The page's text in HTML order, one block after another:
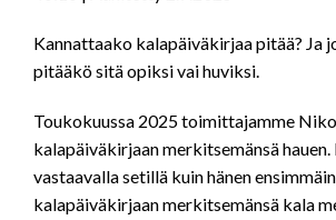
LINK
Kannattaako kalapäiväkirjaa pitää? Ja
pitääkö sitä opiksi vai huviksi.
Toukokuussa 2025 toimittajamme
kalapäiväkirjaan merkitsemänsä
vastaavalla setillä kuin hänen
kalapäiväkirjaan merkitsemänsä kala